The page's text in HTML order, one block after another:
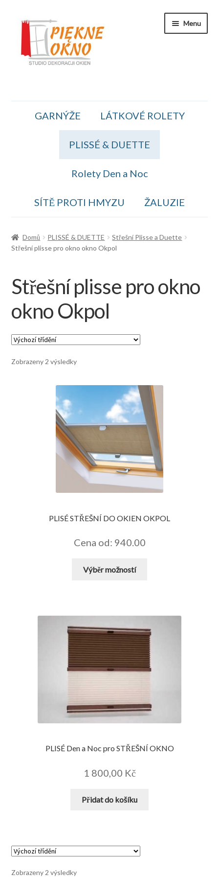
Přeskočit
navigaci
Přejít
obsahu
webu
Menu
Koszyk
OBCHODNÍ PODMÍNKY
Kontakt
GARNÝŽE LÁTKOVÉ ROLETY
PLISSÉ & DUETTE
Rolety Den a Noc
SÍTĚ PROTI HMYZU ŽALUZIE
Domů PLISSÉ & DUETTE
Střešní Plisse a Duette
Střešní plisse pro okno okno Okpol
Střešní plisse pro okno
okno Okpol
Zobrazeny 2 výsledky
PLISÉ STŘEŠNÍ DO OKIEN OKPOL
Cena od: 940.00
Výběr možností
lze
vybrat
na
stránce
PLISÉ Den a Noc pro STŘEŠNÍ OKNO
1 800,00 Kč
Přidat do košíku
Zobrazeny 2 výsledky